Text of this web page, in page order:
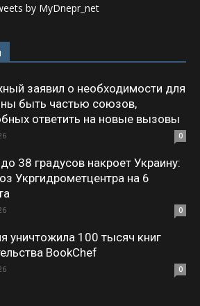
by MyDnepr_net
заявил о необходимости для
быть частью союзов,
ответить на новые вызовы
0
38 градусов накроет Украину:
Укргидрометцентра на 6
0
уничтожила 100 тысяч книг
BookChef
0